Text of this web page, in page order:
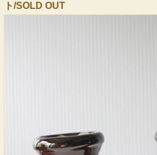
ト/SOLD OUT